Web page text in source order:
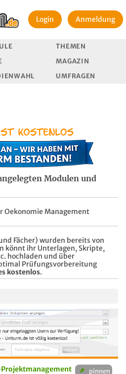
Login Anmeldung
THEMEN
MAGAZIN
UMFRAGEN
Modulen und
Oekonomie Management
Fächer) wurden bereits von
könnt ihr Unterlagen, Skripte,
hochladen und über
Prüfungsvorbereitung
kostenlos.